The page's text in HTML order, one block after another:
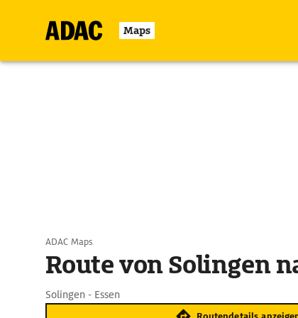
Maps
ADAC Maps
Route von Solingen
Solingen - Essen